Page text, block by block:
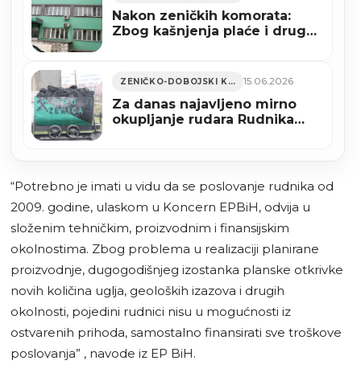
Nakon zeničkih komorata:
Zbog kašnjenja plaće i druga
ZENIČKO-DOBOJSKI KANTON 15.06.2026
Za danas najavljeno mirno
okupljanje rudara Rudnika
“Potrebno je imati u vidu da se poslovanje rudnika od
2009. godine, ulaskom u Koncern EPBiH, odvija u
složenim tehničkim, proizvodnim i finansijskim
okolnostima. Zbog problema u realizaciji planirane
proizvodnje, dugogodišnjeg izostanka planske otkrivke
novih količina uglja, geoloških izazova i drugih
okolnosti, pojedini rudnici nisu u mogućnosti iz
ostvarenih prihoda, samostalno finansirati sve troškove
poslovanja” , navode iz EP BiH.